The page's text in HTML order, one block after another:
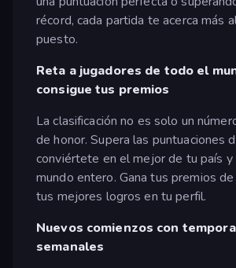
récord, cada partida te acerca más
puesto.
Reta a jugadores de todo el
consigue tus premios
La clasificación no es solo un
de honor. Supera las puntuaciones
conviértete en el mejor de tu país y
mundo entero. Gana tus premios
tus mejores logros en tu perfil.
Nuevos comienzos con
semanales